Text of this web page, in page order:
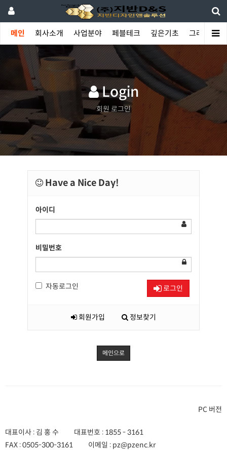
메인 회사소개 사업분야 페블테크 깊은기초 그라우팅
Login
회원 로그인
Have a Nice Day!
아이디
비밀번호
자동로그인 로그인
회원가입 정보찾기
메인으로
PC 버전
대표이사 : 김 홍 수 대표번호 : 1855 - 3161
FAX :0505-300-3161 이메일 : pz@pzenc.kr